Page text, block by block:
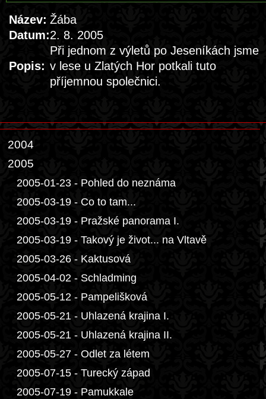
Název: Žába
Datum:2. 8. 2005
Popis:
Při jednom z výletů po Jeseníkách jsme
v lese u Zlatých Hor potkali tuto
příjemnou společnici.
2004
2005
2005-01-23 - Pohled do neznáma
2005-03-19 - Co to tam...
2005-03-19 - Pražské panorama I.
2005-03-19 - Takový je život... na Vltavě
2005-03-26 - Kaktusová
2005-04-02 - Schladming
2005-05-12 - Pampelišková
2005-05-21 - Uhlazená krajina I.
2005-05-21 - Uhlazená krajina II.
2005-05-27 - Odlet za létem
2005-07-15 - Turecký západ
2005-07-19 - Pamukkale